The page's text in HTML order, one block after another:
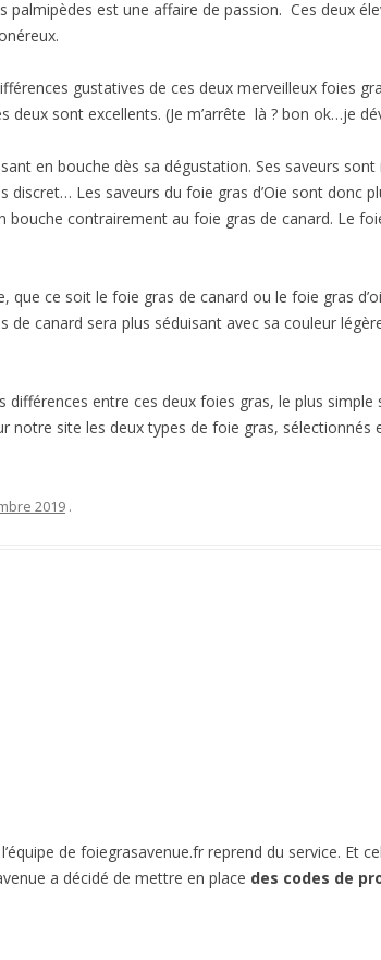
palmipèdes est une affaire de passion. Ces deux
gustatives de ces deux merveilleux foies
deux sont excellents. (Je m’arrête là ? bon ok…je
en bouche dès sa dégustation. Ses saveurs
discret… Les saveurs du foie gras d’Oie sont donc
contrairement au foie gras de canard. Le
que ce soit le foie gras de canard ou le foie gras
canard sera plus séduisant avec sa couleur
entre ces deux foies gras, le plus
site les deux types de foie gras, sélectionnés
2019 .
de foiegrasavenue.fr reprend du service. Et
a décidé de mettre en place des codes de